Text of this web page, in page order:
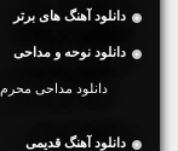
دانلود آهنگ های برتر
دانلود نوحه و مداحی
دانلود مداحی محرم
دانلود آهنگ قدیمی